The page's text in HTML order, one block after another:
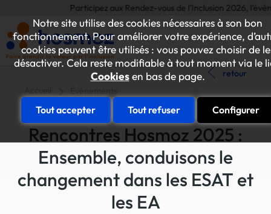
Notre site utilise des cookies nécessaires à son bon
fonctionnement. Pour améliorer votre expérience,
cookies peuvent être utilisés : vous pouvez choisir de
désactiver. Cela reste modifiable à tout moment via le
Cookiesen bas de page.
Tout accepter Tout refuser Configurer
Participez aux Rendez-vous de l'Inclusion 2026,
retour
Rencontres Hosmoz 2025 :
Ensemble, conduisons le
changement dans les ESAT et
les EA